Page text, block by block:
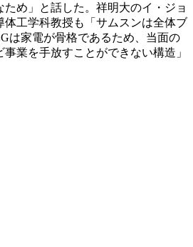
め」と話した。祥明大のイ・ジョ
体工学科教授も「サムスンは全体ブ
は家電が骨格であるため、当面の
業を手放すことができない構造」